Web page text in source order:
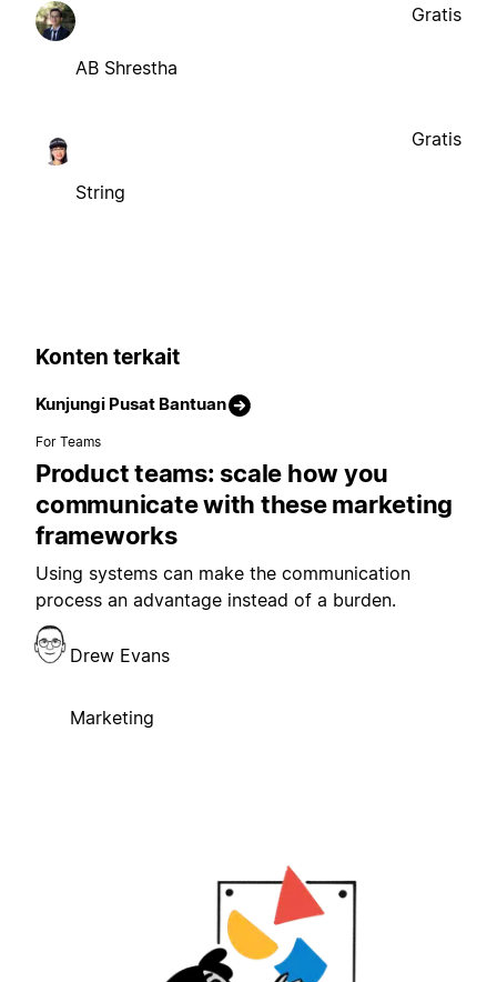
AB Shrestha
Gratis
String
Gratis
Konten terkait
Kunjungi Pusat Bantuan
For Teams
Product teams: scale how you
communicate with these marketing
frameworks
Using systems can make the communication
process an advantage instead of a burden.
Drew Evans
Marketing